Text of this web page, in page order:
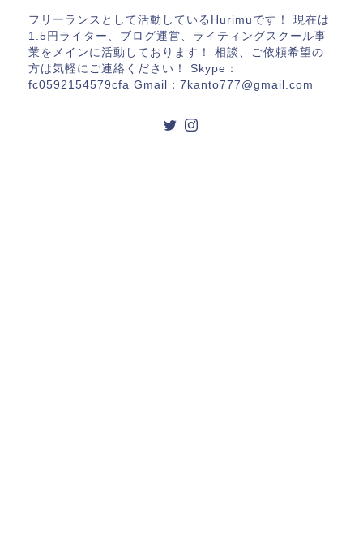
フリーランスとして活動しているHurimuです！ 現在は
1.5円ライター、ブログ運営、ライティングスクール事
業をメインに活動しております！ 相談、ご依頼希望の
方は気軽にご連絡ください！ Skype：
fc0592154579cfa Gmail：7kanto777@gmail.com